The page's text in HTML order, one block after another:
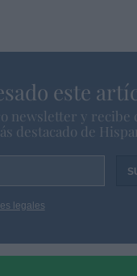
este
newsletter y recibe
destacado de
legales